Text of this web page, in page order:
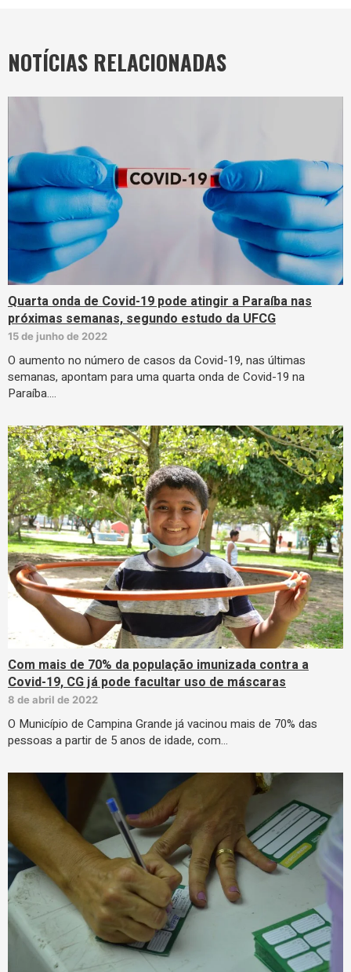
NOTÍCIAS RELACIONADAS
Quarta onda de Covid-19 pode atingir a Paraíba nas
próximas semanas, segundo estudo da UFCG
15 de junho de 2022
O aumento no número de casos da Covid-19, nas últimas
semanas, apontam para uma quarta onda de Covid-19 na
Paraíba.…
Com mais de 70% da população imunizada contra a
Covid-19, CG já pode facultar uso de máscaras
8 de abril de 2022
O Município de Campina Grande já vacinou mais de 70% das
pessoas a partir de 5 anos de idade, com…